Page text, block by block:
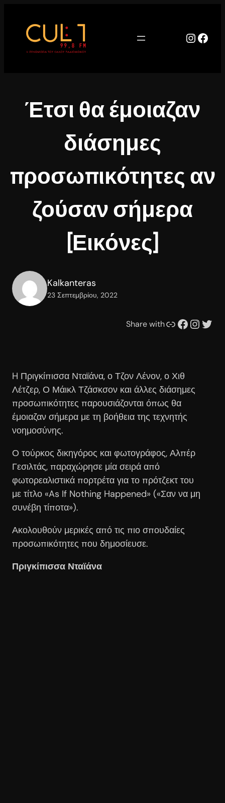
περιεχόμενο
Έτσι θα έμοιαζαν
διάσημες
προσωπικότητες αν
ζούσαν σήμερα
[Εικόνες]
Kalkanteras
23 Σεπτεμβρίου, 2022
Share withΣυνδέσμου Facebook Instagram Twitter
H Πριγκίπισσα Νταϊάνα, ο Τζον Λένον, ο Χιθ
Λέτζερ, Ο Μάικλ Τζάσκσον και άλλες διάσημες
προσωπικότητες παρουσιάζονται όπως θα
έμοιαζαν σήμερα με τη βοήθεια της τεχνητής
νοημοσύνης.
Ο τούρκος δικηγόρος και φωτογράφος, Αλπέρ
Γεσιλτάς, παραχώρησε μία σειρά από
φωτορεαλιστικά πορτρέτα για το πρότζεκτ του
με τίτλο «As If Nothing Happened» («Σαν να μη
συνέβη τίποτα»).
Ακολουθούν μερικές από τις πιο σπουδαίες
προσωπικότητες που δημοσίευσε.
Πριγκίπισσα Νταϊάνα